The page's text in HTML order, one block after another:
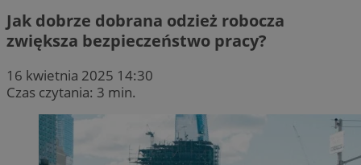
Jak dobrze dobrana odzież robocza
zwiększa bezpieczeństwo pracy?
16 kwietnia 2025 14:30
Czas czytania: 3 min.